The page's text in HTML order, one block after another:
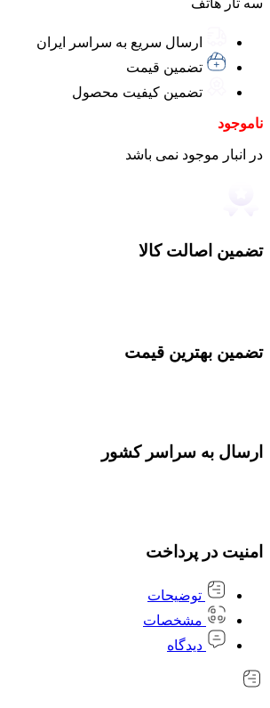
سه تار هاتف
ارسال سریع به سراسر ایران
تضمین قیمت
تضمین کیفیت محصول
ناموجود
در انبار موجود نمی باشد
تضمین اصالت کالا
تضمین بهترین قیمت
ارسال به سراسر کشور
امنیت در پرداخت
توضیحات
مشخصات
دیدگاه